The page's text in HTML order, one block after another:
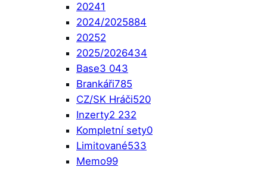
20241
2024/2025884
20252
2025/2026434
Base3 043
Brankáři785
CZ/SK Hráči520
Inzerty2 232
Kompletní sety0
Limitované533
Memo99